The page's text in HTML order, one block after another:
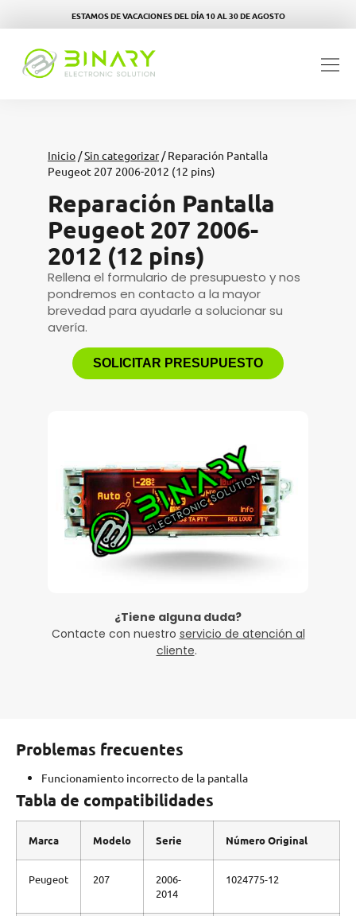
ESTAMOS DE VACACIONES DEL DÍA 10 AL 30 DE AGOSTO
Inicio /Sin categorizar/ Reparación Pantalla
Peugeot 207 2006-2012 (12 pins)
Reparación Pantalla
Peugeot 207 2006-
2012 (12 pins)
Rellena el formulario de presupuesto y nos
pondremos en contacto a la mayor
brevedad para ayudarle a solucionar su
avería.
SOLICITAR PRESUPUESTO
¿Tiene alguna duda?
Contacte con nuestro servicio de atención al
cliente.
Problemas frecuentes
Funcionamiento incorrecto de la pantalla
Tabla de compatibilidades
Marca Modelo Serie Número Original
Peugeot 207
2006-
2014
1024775-12